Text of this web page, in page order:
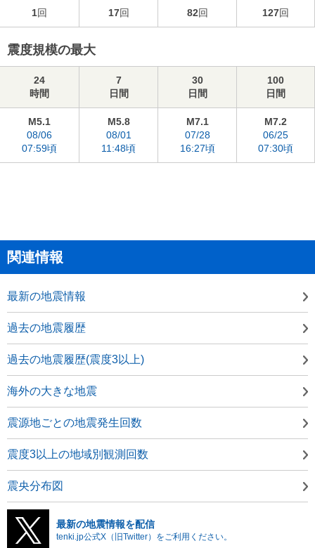
1回 17回 82回 127回
震度規模の最大
24
時間
7
日間
30
日間
100
日間
M5.1
08/06
07:59頃
M5.8
08/01
11:48頃
M7.1
07/28
16:27頃
M7.2
06/25
07:30頃
関連情報
最新の地震情報
過去の地震履歴
過去の地震履歴(震度3以上)
海外の大きな地震
震源地ごとの地震発生回数
震度3以上の地域別観測回数
震央分布図
最新の地震情報を配信
tenki.jp公式X（旧Twitter）をご利用ください。